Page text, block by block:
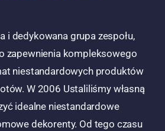
i dedykowana grupa zespołu,
zapewnienia kompleksowego
niestandardowych produktów
W 2006 Ustaliliśmy własną
idealne niestandardowe
dekorenty. Od tego czasu